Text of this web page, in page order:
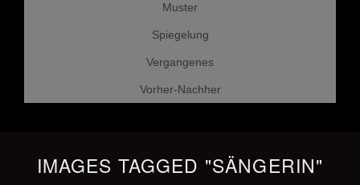
Muster
Spiegelung
Vergangenes
Vorher-Nachher
IMAGES TAGGED "SÄNGERIN"